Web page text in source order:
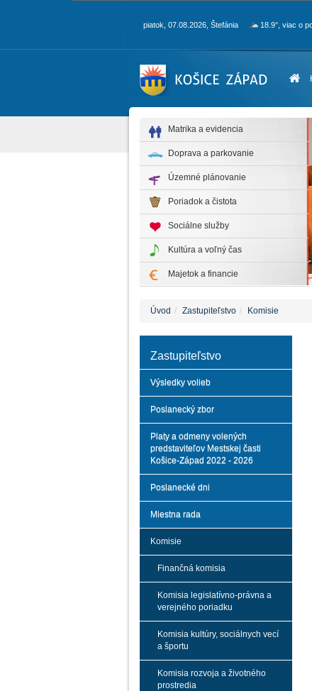
piatok, 07.08.2026, Štefánia 18.9°, viac o
Matrika a evidencia
Doprava a parkovanie
Územné plánovanie
Poriadok a čistota
Sociálne služby
Kultúra a voľný čas
Majetok a financie
Úvod Zastupiteľstvo Komisie
Zastupiteľstvo
Výsledky volieb
Poslanecký zbor
Platy a odmeny volených
predstaviteľov Mestskej časti
Košice-Západ 2022 - 2026
Poslanecké dni
Miestna rada
Komisie
Finančná komisia
Komisia legislatívno-právna a
verejného poriadku
Komisia kultúry, sociálnych vecí
a športu
Komisia rozvoja a životného
prostredia